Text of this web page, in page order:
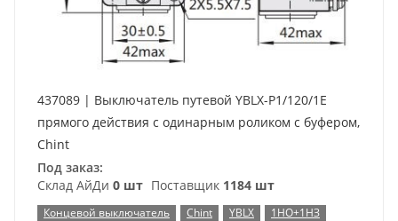
437089 | Выключатель путевой YBLX-P1/120/1E
прямого действия с одинарным роликом с буфером,
Chint
Под заказ:
Склад АйДи 0 шт Поставщик 1184 шт
Концевой выключатель Chint YBLX 1НО+1НЗ